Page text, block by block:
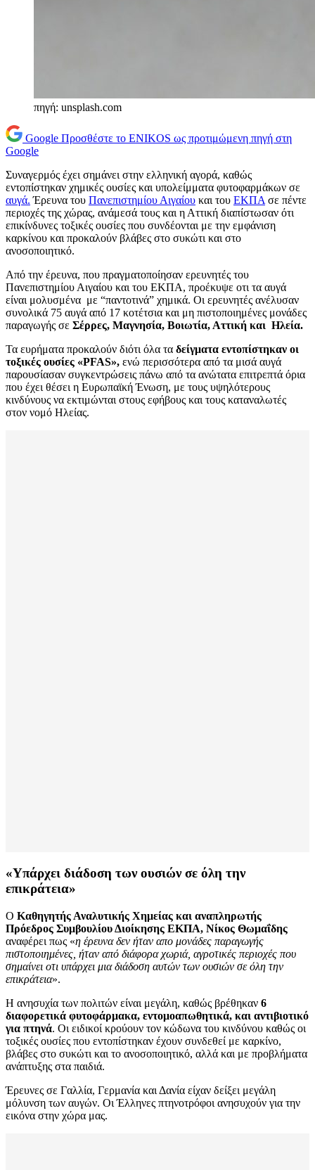
πηγή: unsplash.com
Google Προσθέστε το ENIKOS ως προτιμώμενη πηγή στη
Google
Συναγερμός έχει σημάνει στην ελληνική αγορά, καθώς
εντοπίστηκαν χημικές ουσίες και υπολείμματα φυτοφαρμάκων σε
αυγά. Έρευνα του Πανεπιστημίου Αιγαίου και του ΕΚΠΑ σε πέντε
περιοχές της χώρας, ανάμεσά τους και η Αττική διαπίστωσαν ότι
επικίνδυνες τοξικές ουσίες που συνδέονται με την εμφάνιση
καρκίνου και προκαλούν βλάβες στο συκώτι και στο
ανοσοποιητικό.
Από την έρευνα, που πραγματοποίησαν ερευνητές του
Πανεπιστημίου Αιγαίου και του ΕΚΠΑ, προέκυψε οτι τα αυγά
είναι μολυσμένα με “παντοτινά” χημικά. Οι ερευνητές ανέλυσαν
συνολικά 75 αυγά από 17 κοτέτσια και μη πιστοποιημένες μονάδες
παραγωγής σε Σέρρες, Μαγνησία, Βοιωτία, Αττική και Ηλεία.
Τα ευρήματα προκαλούν διότι όλα τα δείγματα εντοπίστηκαν οι
τοξικές ουσίες «PFAS», ενώ περισσότερα από τα μισά αυγά
παρουσίασαν συγκεντρώσεις πάνω από τα ανώτατα επιτρεπτά όρια
που έχει θέσει η Ευρωπαϊκή Ένωση, με τους υψηλότερους
κινδύνους να εκτιμώνται στους εφήβους και τους καταναλωτές
στον νομό Ηλείας.
«Υπάρχει διάδοση των ουσιών σε όλη την
επικράτεια»
Ο Καθηγητής Αναλυτικής Χημείας και αναπληρωτής
Πρόεδρος Συμβουλίου Διοίκησης ΕΚΠΑ, Νίκος Θωμαΐδης
αναφέρει πως «η έρευνα δεν ήταν απο μονάδες παραγωγής
πιστοποιημένες, ήταν από διάφορα χωριά, αγροτικές περιοχές που
σημαίνει οτι υπάρχει μια διάδοση αυτών των ουσιών σε όλη την
επικράτεια».
Η ανησυχία των πολιτών είναι μεγάλη, καθώς βρέθηκαν 6
διαφορετικά φυτοφάρμακα, εντομοαπωθητικά, και αντιβιοτικό
για πτηνά. Οι ειδικοί κρούουν τον κώδωνα του κινδύνου καθώς οι
τοξικές ουσίες που εντοπίστηκαν έχουν συνδεθεί με καρκίνο,
βλάβες στο συκώτι και το ανοσοποιητικό, αλλά και με προβλήματα
ανάπτυξης στα παιδιά.
Έρευνες σε Γαλλία, Γερμανία και Δανία είχαν δείξει μεγάλη
μόλυνση των αυγών. Οι Έλληνες πτηνοτρόφοι ανησυχούν για την
εικόνα στην χώρα μας.